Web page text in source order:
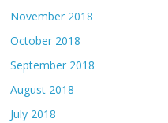
November 2018
October 2018
September 2018
August 2018
July 2018